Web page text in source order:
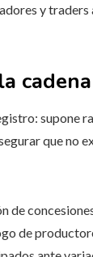
y
supone
que no
de
de